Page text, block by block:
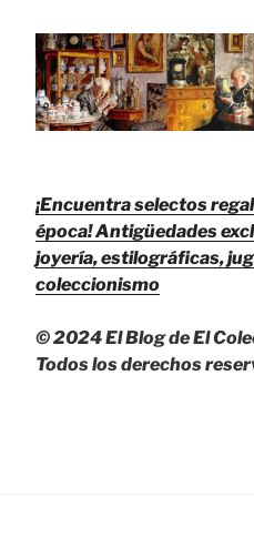
¡Encuentra selectos
época!Antigüedades
joyería, estilográficas,
coleccionismo
© 2024 El Blog de El
Todos los derechos